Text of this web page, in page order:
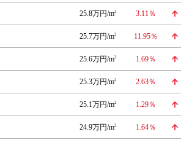
25.8万円/m2 3.11％
25.7万円/m2 11.95％
25.6万円/m2 1.69％
25.3万円/m2 2.63％
25.1万円/m2 1.29％
24.9万円/m2 1.64％